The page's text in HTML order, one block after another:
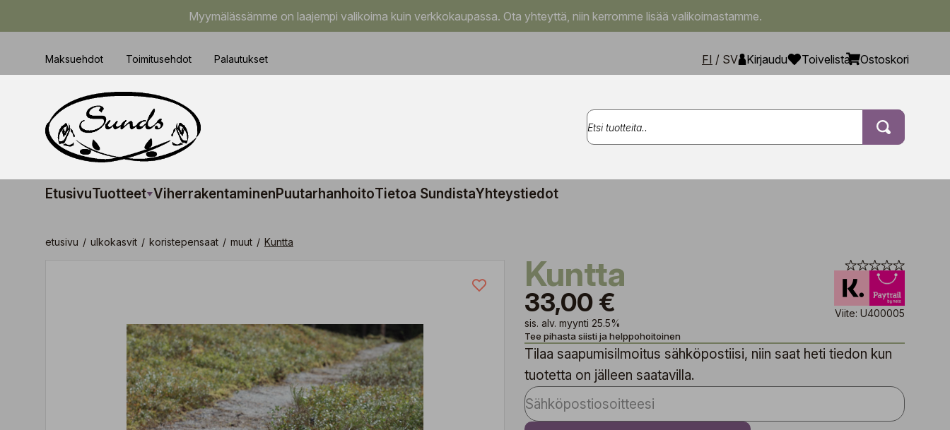
Myymälässämme on laajempi valikoima kuin verkkokaupassa. Ota yhteyttä, niin kerromme lisää valikoimastamme.
Maksuehdot Toimitusehdot Palautukset FI / SV Kirjaudu Toivelista Ostoskori
EtusivuTuotteet ViherrakentaminenPuutarhanhoitoTietoa SundistaYhteystiedot
etusivu / ulkokasvit / koristepensaat / muut / Kuntta
Kuntta
33,00 €
sis. alv. myynti 25.5%
Viite: U400005
Tee pihasta siisti ja helppohoitoinen
Tilaa saapumisilmoitus sähköpostiisi, niin saat heti tiedon kun
tuotetta on jälleen saatavilla.